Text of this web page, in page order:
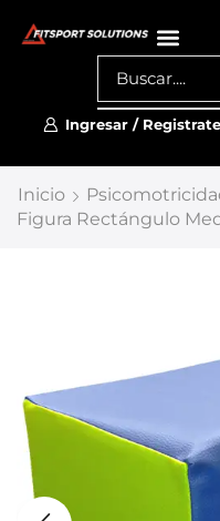
Ingresar / Registrate
Inicio
Figura Rectángulo